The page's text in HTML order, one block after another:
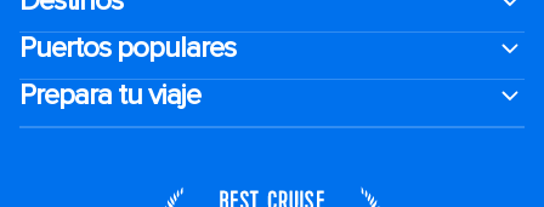
Puertos populares
Prepara tu viaje